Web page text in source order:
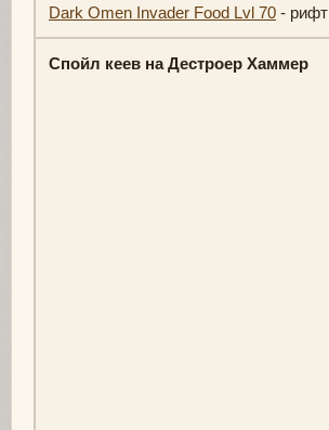
Dark Omen Invader Food Lvl 70 - рифт
Спойл кеев на Дестроер Хаммер